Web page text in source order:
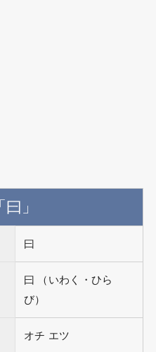
」
曰
曰 （いわく・ひら
び）
オチ エツ